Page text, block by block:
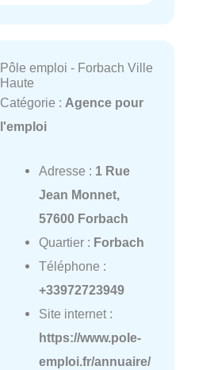
Pôle emploi - Forbach Ville
Haute
Catégorie : Agence pour
l'emploi
Adresse : 1 Rue
Jean Monnet,
57600 Forbach
Quartier : Forbach
Téléphone :
+33972723949
Site internet :
https://www.pole-
emploi.fr/annuaire/